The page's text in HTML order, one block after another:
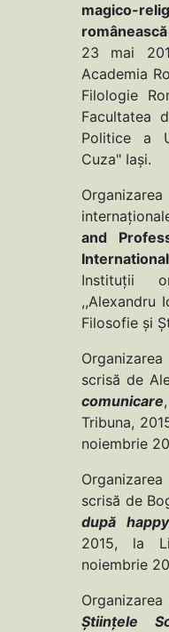
magico-
23 mai
Academia
Filologie
Facultatea
Politice a
Cuza" Iaşi.
and
Instituţii
,,Alexandru
Filosofie şi
scrisă de
comunicare
Tribuna,
noiembrie
scrisă de
după
2015, la
noiembrie
Organizarea
Științele